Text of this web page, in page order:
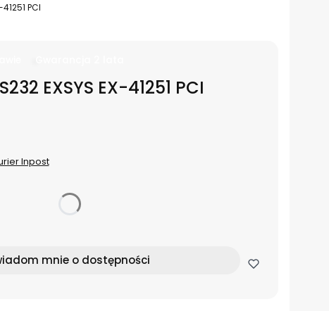
41251 PCI
EXSYS EX-41251 PCI
Inpost
mnie o dostępności